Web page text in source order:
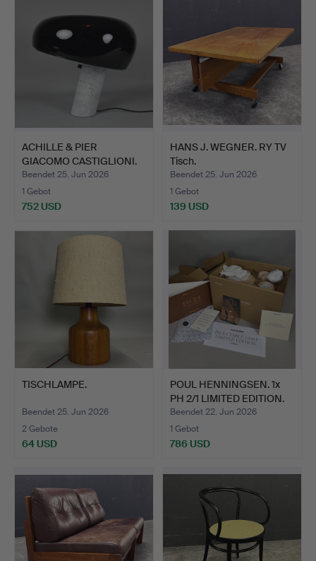
ACHILLE & PIER
GIACOMO CASTIGLIONI.
LEUCHT…
Beendet 25. Jun 2026
1 Gebot
752 USD
HANS J. WEGNER. RY TV
Tisch.
Beendet 25. Jun 2026
1 Gebot
139 USD
TISCHLAMPE.
Beendet 25. Jun 2026
2 Gebote
64 USD
POUL HENNINGSEN. 1x
PH 2/1 LIMITED EDITION.
Beendet 22. Jun 2026
1 Gebot
786 USD